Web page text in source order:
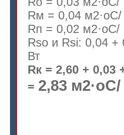
Rм = 0,04 м2·оС/
Rп = 0,02 м2·оС/
Rso и Rsi: 0,04
Вт
Rк = 2,60 + 0,03
= 2,83